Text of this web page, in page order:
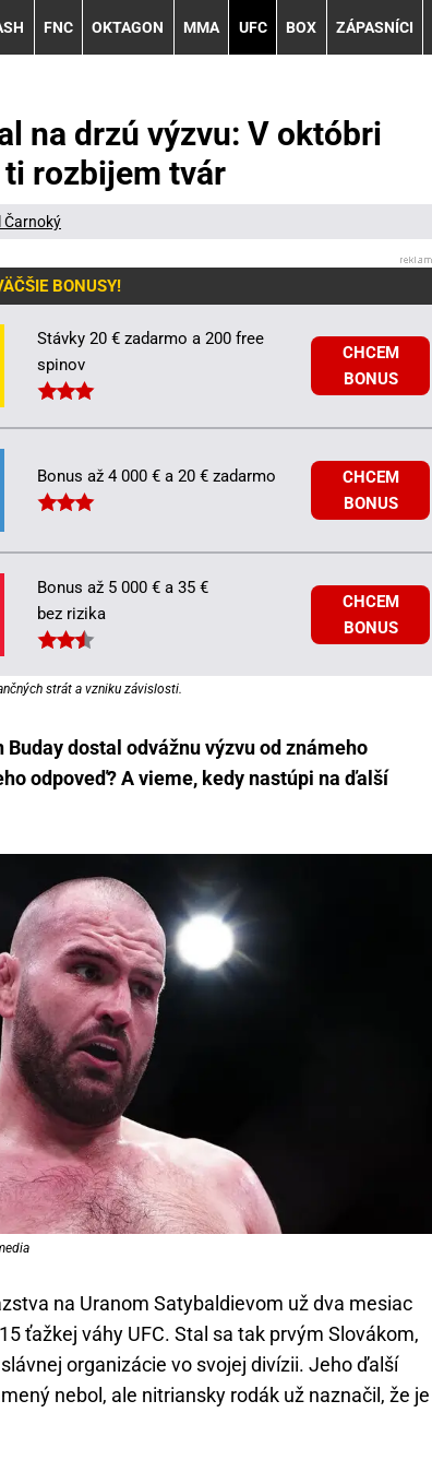
FNC OKTAGON MMA UFC BOX ZÁPASNÍCI
na drzú výzvu: V októbri
rozbijem tvár
Čarnoký
BONUSY!
Stávky 20 € zadarmo a 200 free
spinov
CHCEM
BONUS
Bonus až 4 000 € a 20 € zadarmo
CHCEM
BONUS
Bonus až 5 000 € a 35 €
bez rizika
CHCEM
BONUS
strát a vzniku závislosti.
dostal odvážnu výzvu od známeho
odpoveď? A vieme, kedy nastúpi na ďalší
na Uranom Satybaldievom už dva mesiac
ťažkej váhy UFC. Stal sa tak prvým Slovákom,
organizácie vo svojej divízii. Jeho ďalší
nebol, ale nitriansky rodák už naznačil, že je